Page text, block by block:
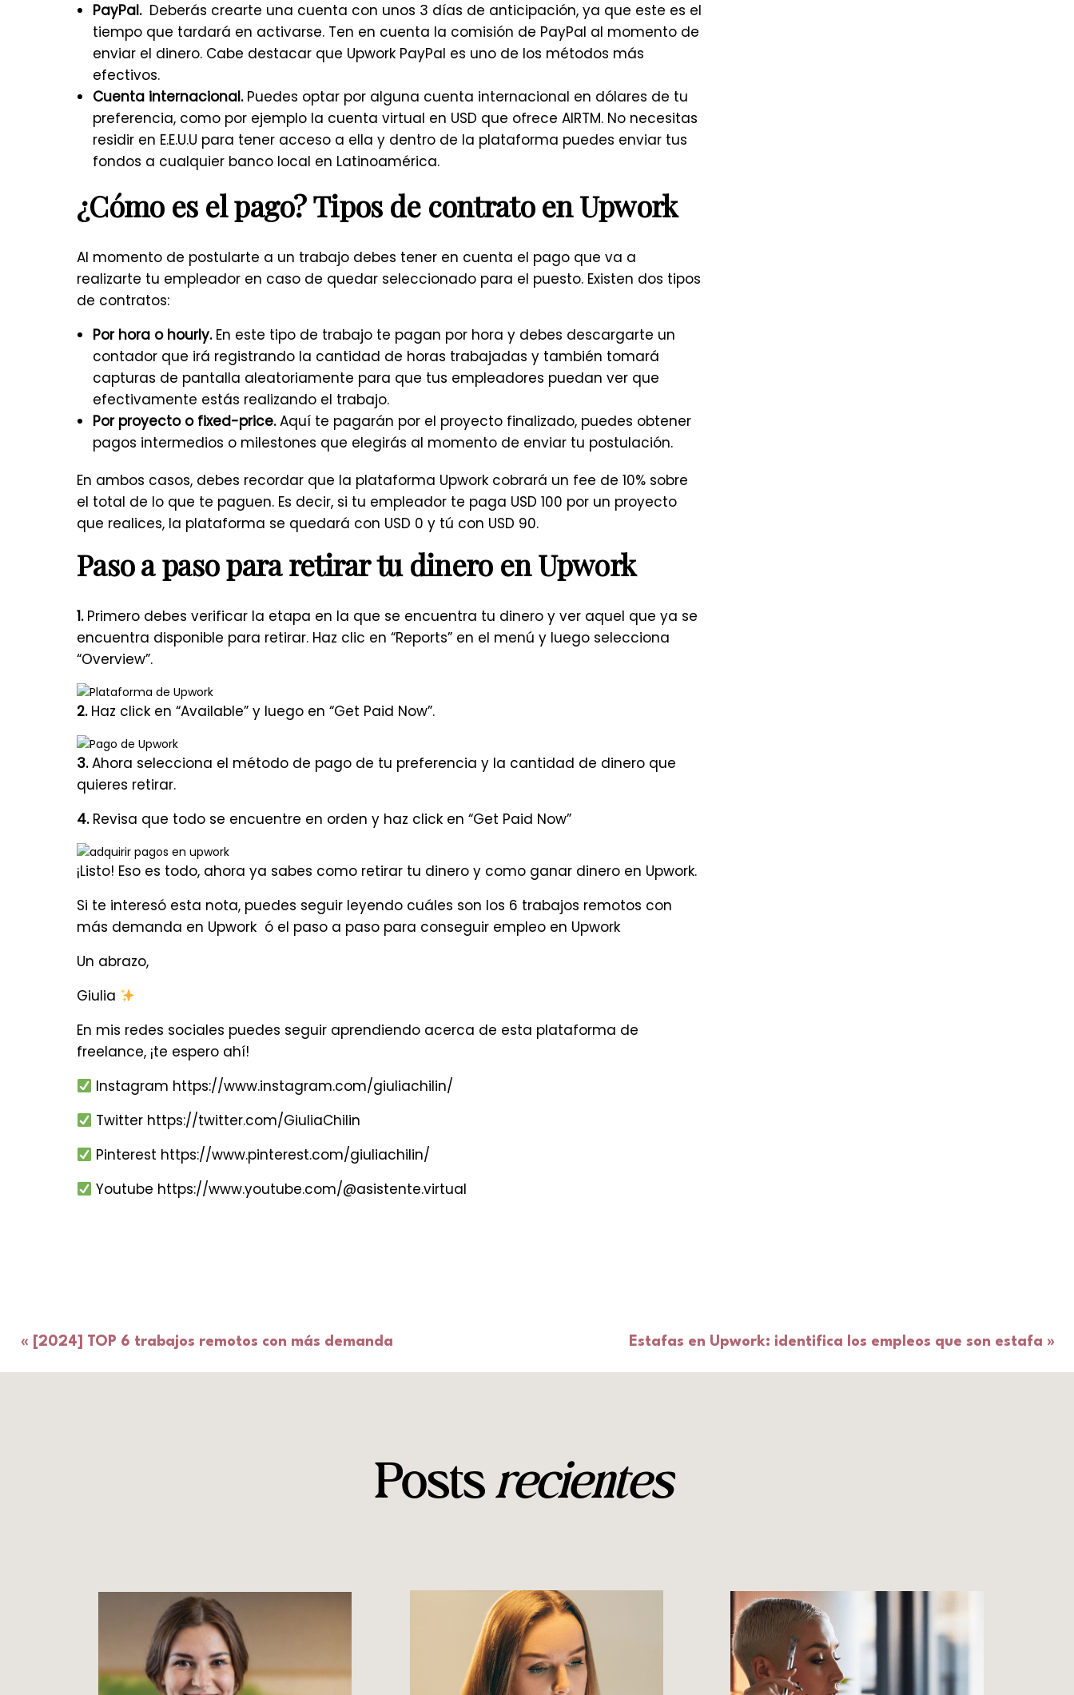
PayPal.Deberás crearte una cuenta con unos 3 días de anticipación, ya que este es el
tiempo que tardará en activarse. Ten en cuenta la comisión de PayPal al momento de
enviar el dinero. Cabe destacar que Upwork PayPal es uno de los métodos más
efectivos.
Cuenta internacional.Puedes optar por alguna cuenta internacional en dólares de tu
preferencia, como por ejemplo la cuenta virtual en USD que ofrece AIRTM. No necesitas
residir en E.E.U.U para tener acceso a ella y dentro de la plataforma puedes enviar tus
fondos a cualquier banco local en Latinoamérica.
¿Cómo es el pago? Tipos de contrato en Upwork
Al momento de postularte a un trabajo debes tener en cuenta el pago que va a
realizarte tu empleador en caso de quedar seleccionado para el puesto. Existen dos tipos
de contratos:
Por hora o hourly.En este tipo de trabajo te pagan por hora y debes descargarte un
contador que irá registrando la cantidad de horas trabajadas y también tomará
capturas de pantalla aleatoriamente para que tus empleadores puedan ver que
efectivamente estás realizando el trabajo.
Por proyecto o fixed-price.Aquí te pagarán por el proyecto finalizado, puedes obtener
pagos intermedios o milestones que elegirás al momento de enviar tu postulación.
En ambos casos, debes recordar que la plataforma Upwork cobrará un fee de 10% sobre
el total de lo que te paguen. Es decir, si tu empleador te paga USD 100 por un proyecto
que realices, la plataforma se quedará con USD 0 y tú con USD 90.
Paso a paso para retirar tu dinero en Upwork
1.Primero debes verificar la etapa en la que se encuentra tu dinero y ver aquel que ya se
encuentra disponible para retirar. Haz clic en “Reports” en el menú y luego selecciona
“Overview”.
2.Haz click en “Available” y luego en “Get Paid Now”.
3.Ahora selecciona el método de pago de tu preferencia y la cantidad de dinero que
quieres retirar.
4.Revisa que todo se encuentre en orden y haz click en “Get Paid Now”
¡Listo! Eso es todo, ahora ya sabes como retirar tu dinero y como ganar dinero en Upwork.
Si te interesó esta nota, puedes seguir leyendo cuáles son los 6 trabajos remotos con
más demanda en Upwork ó el paso a paso para conseguir empleo en Upwork
Un abrazo,
Giulia
En mis redes sociales puedes seguir aprendiendo acerca de esta plataforma de
freelance, ¡te espero ahí!
Instagram https://www.instagram.com/giuliachilin/
Twitter https://twitter.com/GiuliaChilin
Pinterest https://www.pinterest.com/giuliachilin/
Youtube https://www.youtube.com/@asistente.virtual
« [2024] TOP 6 trabajos remotos con más demanda Estafas en Upwork: identifica los empleos que son estafa »
Postsrecientes